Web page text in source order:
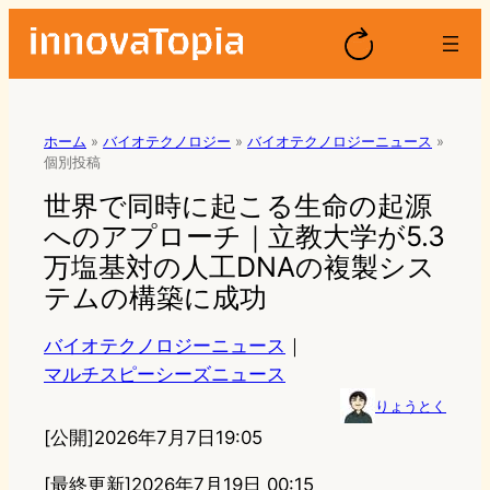
ホーム » バイオテクノロジー » バイオテクノロジーニュース »
個別投稿
世界で同時に起こる生命の起源
へのアプローチ｜立教大学が5.3
万塩基対の人工DNAの複製シス
テムの構築に成功
バイオテクノロジーニュース ｜
マルチスピーシーズニュース
りょうとく
[公開]2026年7月7日19:05
[最終更新]2026年7月19日 00:15